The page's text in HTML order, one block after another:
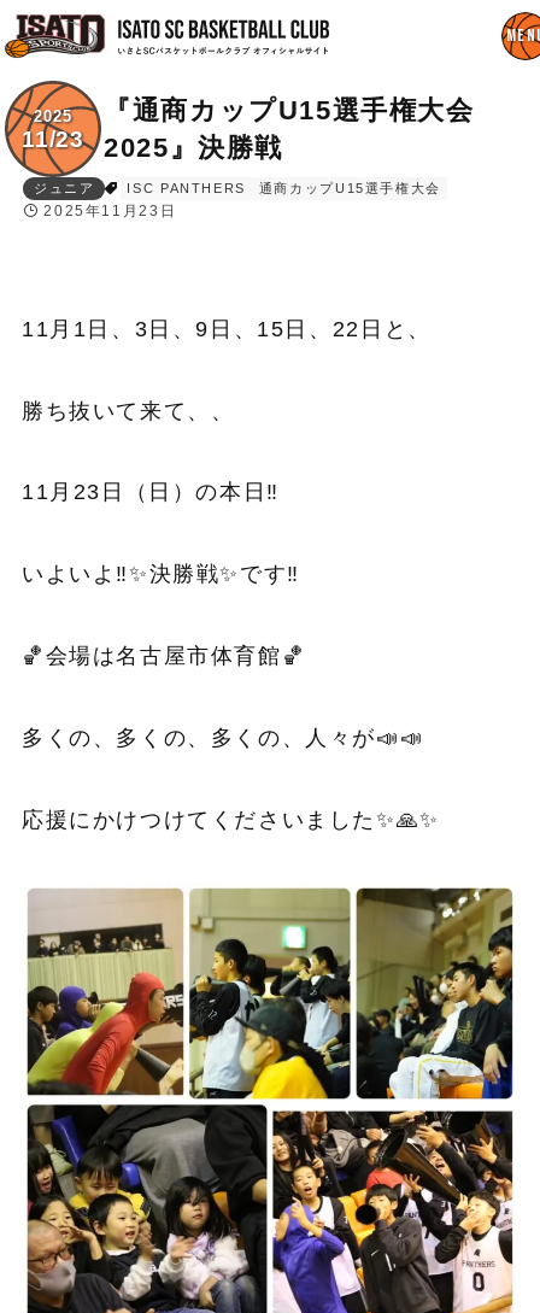
『通商カップU15選手権大会
2025』決勝戦
2025
11/23
ジュニア ISC PANTHERS 通商カップU15選手権大会
2025年11月23日
11月1日、3日、9日、15日、22日と、
勝ち抜いて来て、、
11月23日（日）の本日‼️
いよいよ‼️✨決勝戦✨です‼️
🏀会場は名古屋市体育館🏀
多くの、多くの、多くの、人々が📣📣
応援にかけつけてくださいました✨🙏✨